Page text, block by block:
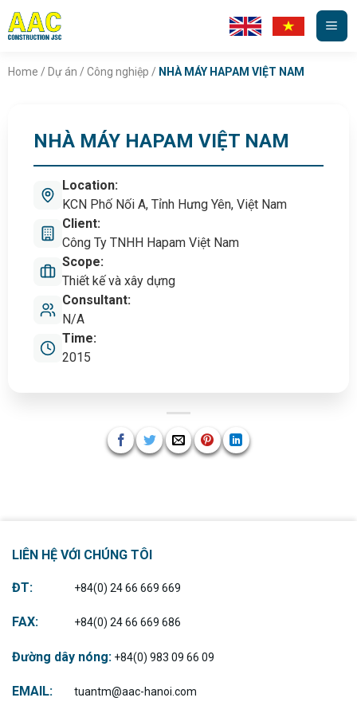
Skip
to
Home / Dự án / Công nghiệp / NHÀ MÁY HAPAM VIỆT NAM
NHÀ MÁY HAPAM VIỆT NAM
Location:
KCN Phố Nối A, Tỉnh Hưng Yên, Việt Nam
Client:
Công Ty TNHH Hapam Việt Nam
Scope:
Thiết kế và xây dựng
Consultant:
N/A
Time:
2015
LIÊN HỆ VỚI CHÚNG TÔI
ĐT: +84(0) 24 66 669 669
FAX: +84(0) 24 66 669 686
Đường dây nóng: +84(0) 983 09 66 09
EMAIL: tuantm@aac-hanoi.com